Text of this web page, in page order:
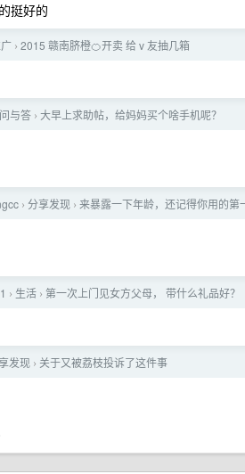
挺好的
› 2015 赣南脐橙🍊开卖 给 v 友抽几箱
问与答 › 大早上求助帖，给妈妈买个啥手机呢？
› 分享发现 › 来暴露一下年龄，还记得你用的第
› 生活 › 第一次上门见女方父母， 带什么礼品好？
发现 › 关于又被荔枝投诉了这件事